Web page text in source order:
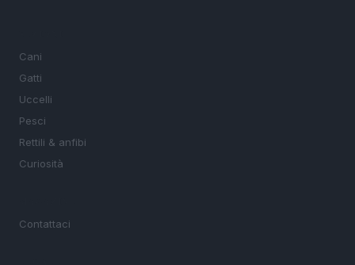
Cani
Gatti
Uccelli
Pesci
Rettili & anfibi
Curiosità
Contattaci